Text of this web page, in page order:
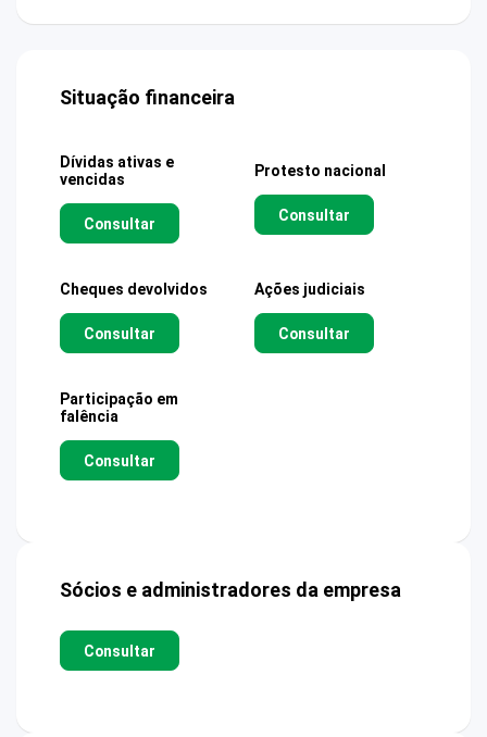
Situação financeira
Dívidas ativas e
vencidas
Consultar
Protesto nacional
Consultar
Cheques devolvidos
Consultar
Ações judiciais
Consultar
Participação em
falência
Consultar
Sócios e administradores da empresa
Consultar